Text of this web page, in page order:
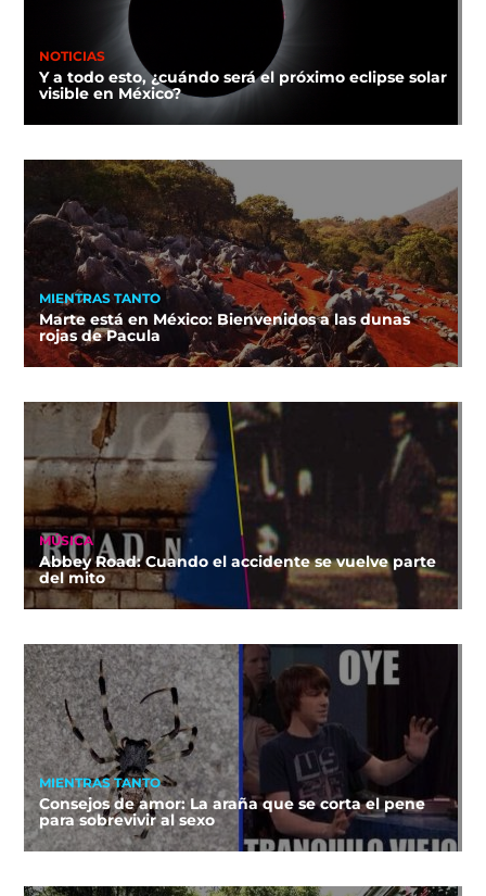
NOTICIAS
Y a todo esto, ¿cuándo será el próximo eclipse solar
visible en México?
MIENTRAS TANTO
Marte está en México: Bienvenidos a las dunas
rojas de Pacula
MÚSICA
Abbey Road: Cuando el accidente se vuelve parte
del mito
MIENTRAS TANTO
Consejos de amor: La araña que se corta el pene
para sobrevivir al sexo